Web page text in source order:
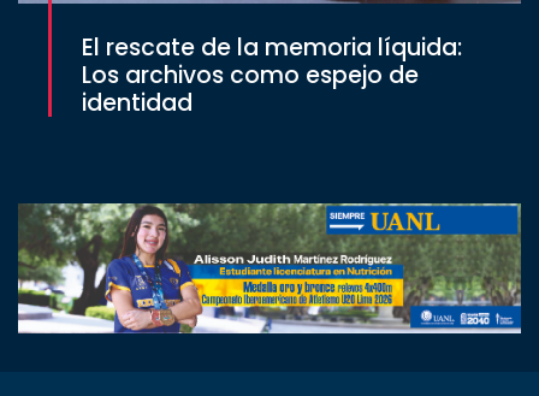
El rescate de la memoria líquida:
Los archivos como espejo de
identidad